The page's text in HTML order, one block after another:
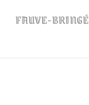
FAUVE-BRINGÉ